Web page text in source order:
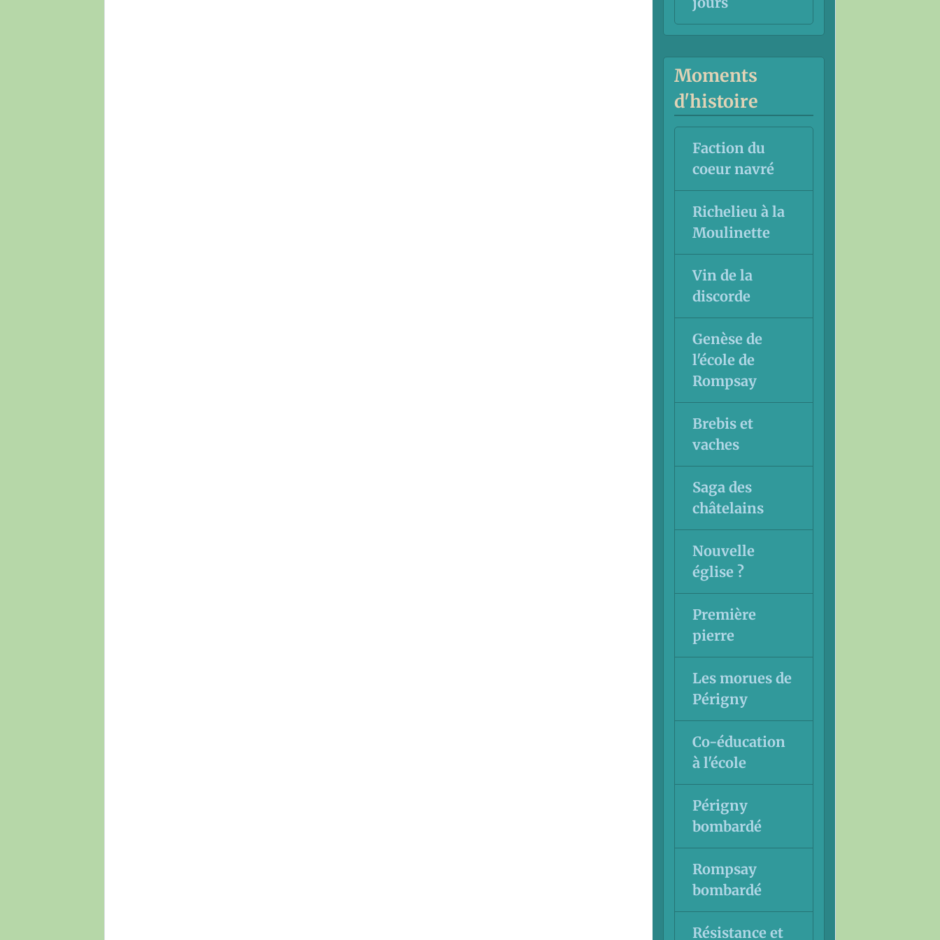
Moments
d'histoire
Faction du
coeur navré
Richelieu à la
Moulinette
Vin de la
discorde
Genèse de
l'école de
Rompsay
Brebis et
vaches
Saga des
châtelains
Nouvelle
église ?
Première
pierre
Les morues de
Périgny
Co-éducation
à l'école
Périgny
bombardé
Rompsay
bombardé
Résistance et